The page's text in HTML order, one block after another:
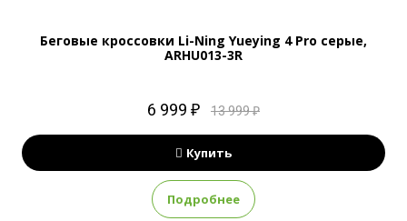
Беговые кроссовки Li-Ning Yueying 4 Pro серые,
ARHU013-3R
6 999 ₽ 13 999 ₽
Купить
Подробнее